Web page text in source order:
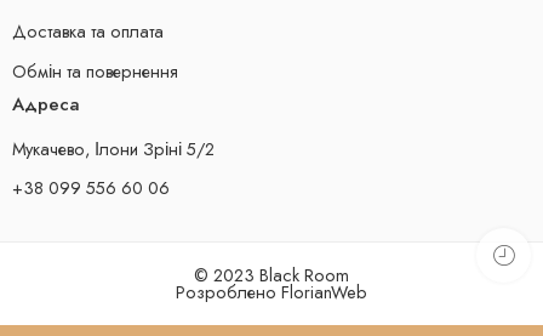
Доставка та оплата
Обмін та повернення
Адреса
Мукачево, Ілони Зріні 5/2
+38 099 556 60 06
© 2023 Black Room
Розроблено FlorianWeb